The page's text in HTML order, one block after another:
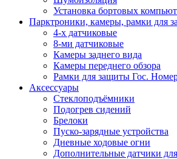
Установка бортовых
Парктроники, камеры, рамки для
4-х датчиковые
8-ми датчиковые
Камеры заднего вида
Камеры переднего обзора
Рамки для защиты Гос.
Аксессуары
Стеклоподъёмники
Подогрев сидений
Брелоки
Пуско-зарядные устройства
Дневные ходовые огни
Дополнительные датчики